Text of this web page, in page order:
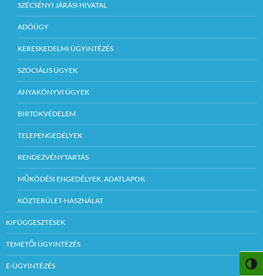
SZÉCSÉNYI JÁRÁSI HIVATAL
ADÓÜGY
KERESKEDELMI ÜGYINTÉZÉS
SZOCIÁLIS ÜGYEK
ANYAKÖNYVI ÜGYEK
BIRTOKVÉDELEM
TELEPENGEDÉLYEK
RENDEZVÉNYTARTÁS
MŰKÖDÉSI ENGEDÉLYEK, ADATLAPOK
KÖZTERÜLET-HASZNÁLAT
KIFÜGGESZTÉSEK
TEMETŐI ÜGYINTÉZÉS
E-ÜGYINTÉZÉS